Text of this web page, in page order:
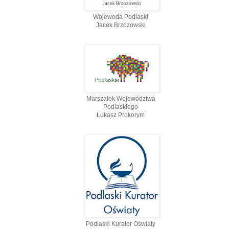
Wojewoda Podlaski
Jacek Brzozowski
Marszałek Województwa
Podlaskiego
Łukasz Prokorym
Podlaski Kurator Oświaty